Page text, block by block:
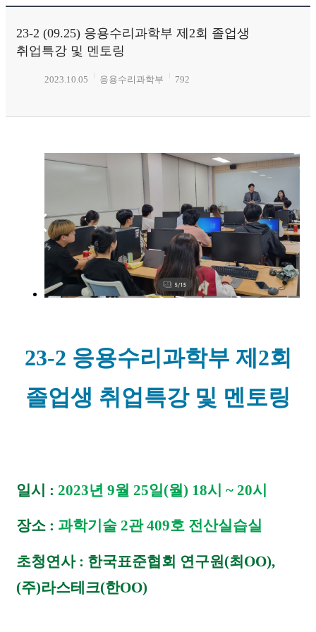
23-2 (09.25) 응용수리과학부 제2회 졸업생
취업특강 및 멘토링
2023.10.05 응용수리과학부 792
23-2 응용수리과학부 제2회
졸업생 취업특강 및 멘토링
일시 : 2023년 9월 25일(월) 18시 ~ 20시
장소 : 과학기술 2관 409호 전산실습실
초청연사 : 한국표준협회 연구원(최OO),
(주)라스테크(한OO)